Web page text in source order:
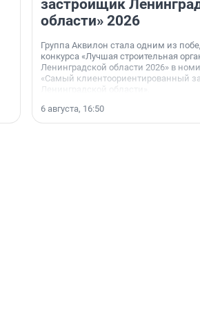
застройщик
области» 2026
Группа Аквилон стала одним из
конкурса «Лучшая строительная
Ленинградской области 2026» в
«Самый клиентоориентированный
Ленинградской области».
6 августа, 16:50